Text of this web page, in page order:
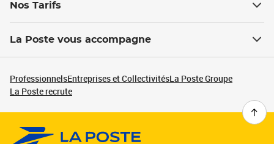
Nos Tarifs
La Poste vous accompagne
ProfessionnelsEntreprises et CollectivitésLa Poste Groupe
La Poste recrute